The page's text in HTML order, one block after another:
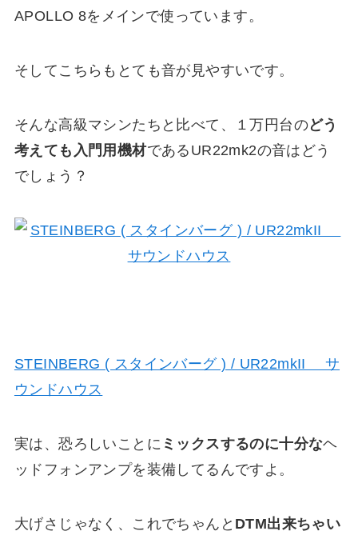
APOLLO 8をメインで使っています。
そしてこちらもとても音が見やすいです。
そんな高級マシンたちと比べて、１万円台のどう
考えても入門用機材であるUR22mk2の音はどう
でしょう？
STEINBERG ( スタインバーグ ) / UR22mkII サ
ウンドハウス
実は、恐ろしいことに ミックスするのに十分なヘ
ッドフォンアンプを装備してるんですよ。
大げさじゃなく、これでちゃんと DTM出来ちゃい